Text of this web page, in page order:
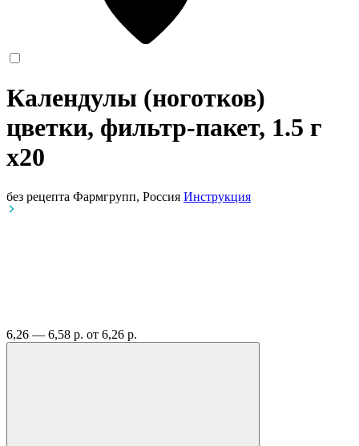
Календулы (ноготков)
цветки, фильтр-пакет, 1.5 г
x20
без рецепта Фармгрупп, Россия Инструкция
6,26 — 6,58 р. от 6,26 р.